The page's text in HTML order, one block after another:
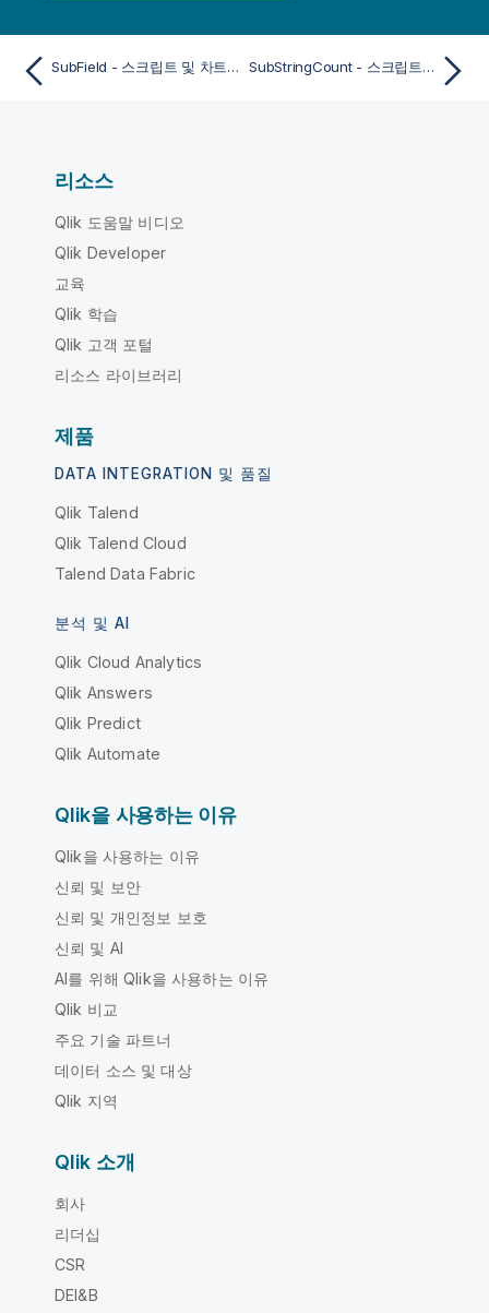
SubField - 스크립트 및 차트 함수 SubStringCount - 스크립트 및 차트 함수
리소스
Qlik 도움말 비디오
Qlik Developer
교육
Qlik 학습
Qlik 고객 포털
리소스 라이브러리
제품
DATA INTEGRATION 및 품질
Qlik Talend
Qlik Talend Cloud
Talend Data Fabric
분석 및 AI
Qlik Cloud Analytics
Qlik Answers
Qlik Predict
Qlik Automate
Qlik을 사용하는 이유
Qlik을 사용하는 이유
신뢰 및 보안
신뢰 및 개인정보 보호
신뢰 및 AI
AI를 위해 Qlik을 사용하는 이유
Qlik 비교
주요 기술 파트너
데이터 소스 및 대상
Qlik 지역
Qlik 소개
회사
리더십
CSR
DEI&B